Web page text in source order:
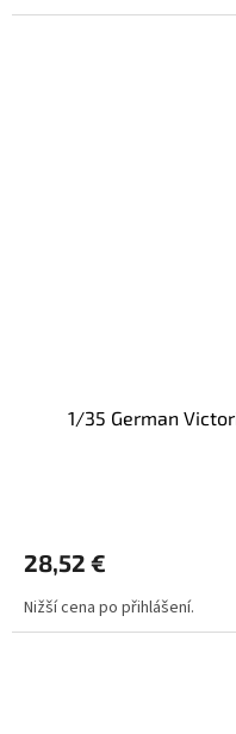
1/35 German
28,52 €
Nižší cena po přihlášení.